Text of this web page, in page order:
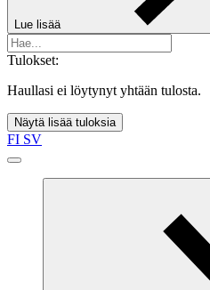
Lue lisää
Tulokset:
Haullasi ei löytynyt yhtään tulosta.
Näytä lisää tuloksia
FI SV